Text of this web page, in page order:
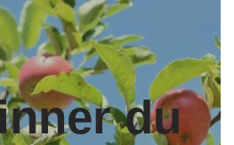
du